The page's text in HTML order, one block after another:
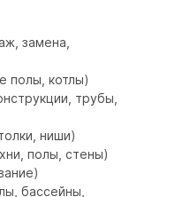
замена,
полы, котлы)
трубы,
ниши)
полы, стены)
бассейны,